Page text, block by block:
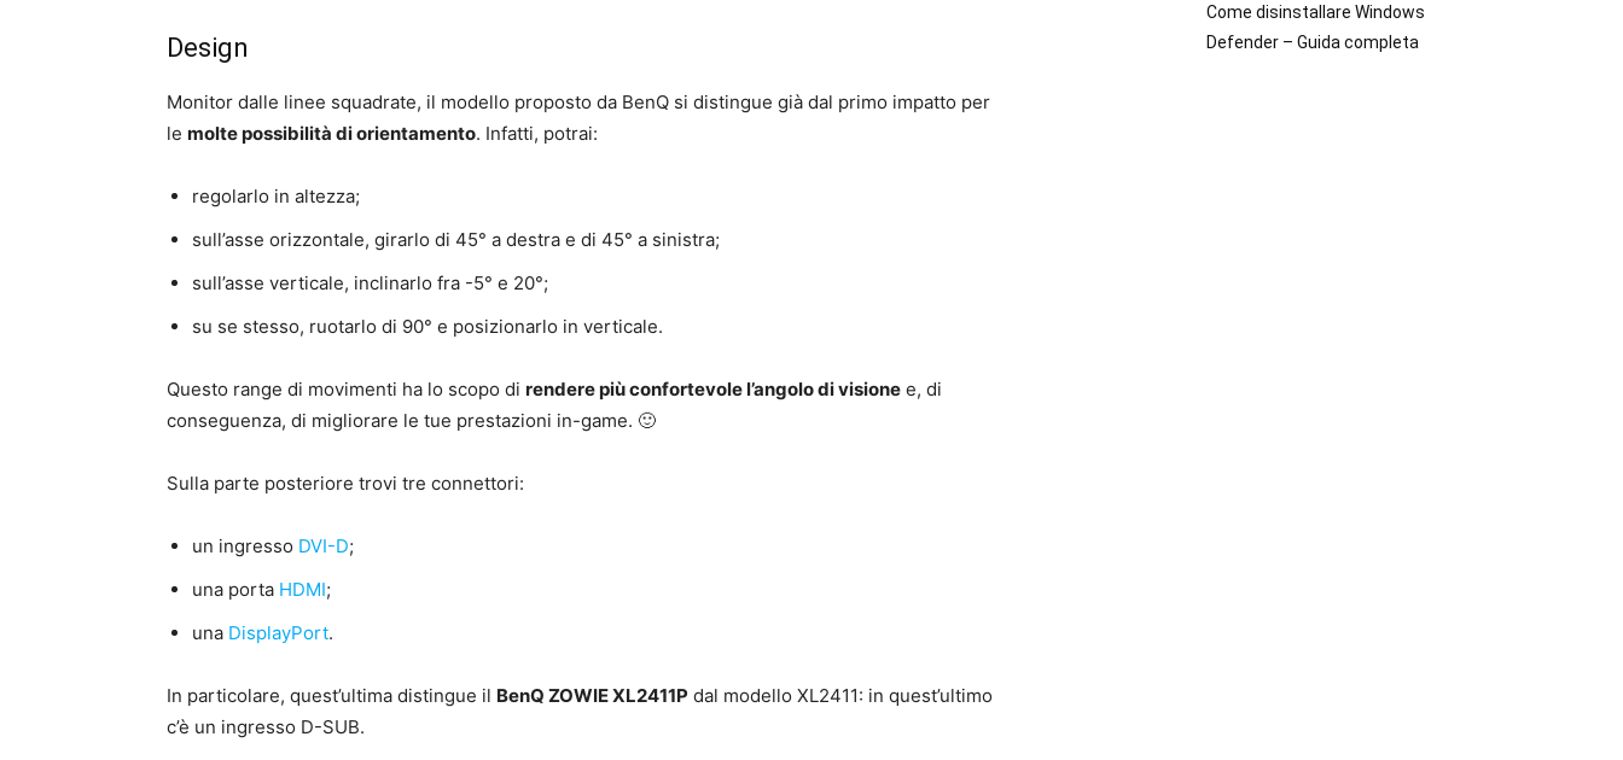
Design
Monitor dalle linee squadrate, il modello proposto da BenQ si distingue già dal primo impatto per
le molte possibilità di orientamento. Infatti, potrai:
regolarlo in altezza;
sull’asse orizzontale, girarlo di 45° a destra e di 45° a sinistra;
sull’asse verticale, inclinarlo fra -5° e 20°;
su se stesso, ruotarlo di 90° e posizionarlo in verticale.
Questo range di movimenti ha lo scopo di rendere più confortevole l’angolo di visione e, di
conseguenza, di migliorare le tue prestazioni in-game. 🙂
Sulla parte posteriore trovi tre connettori:
un ingresso DVI-D;
una porta HDMI;
una DisplayPort.
In particolare, quest’ultima distingue il BenQ ZOWIE XL2411P dal modello XL2411: in quest’ultimo
c’è un ingresso D-SUB.
Come disinstallare Windows
Defender – Guida completa